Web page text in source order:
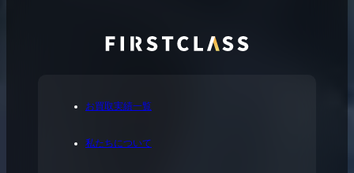
お買取実績一覧
私たちについて